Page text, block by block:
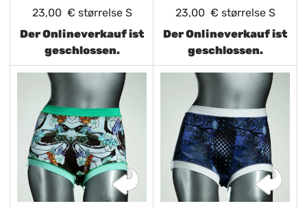
23,00 € størrelse S
Der Onlineverkauf ist
geschlossen.
23,00 € størrelse S
Der Onlineverkauf ist
geschlossen.